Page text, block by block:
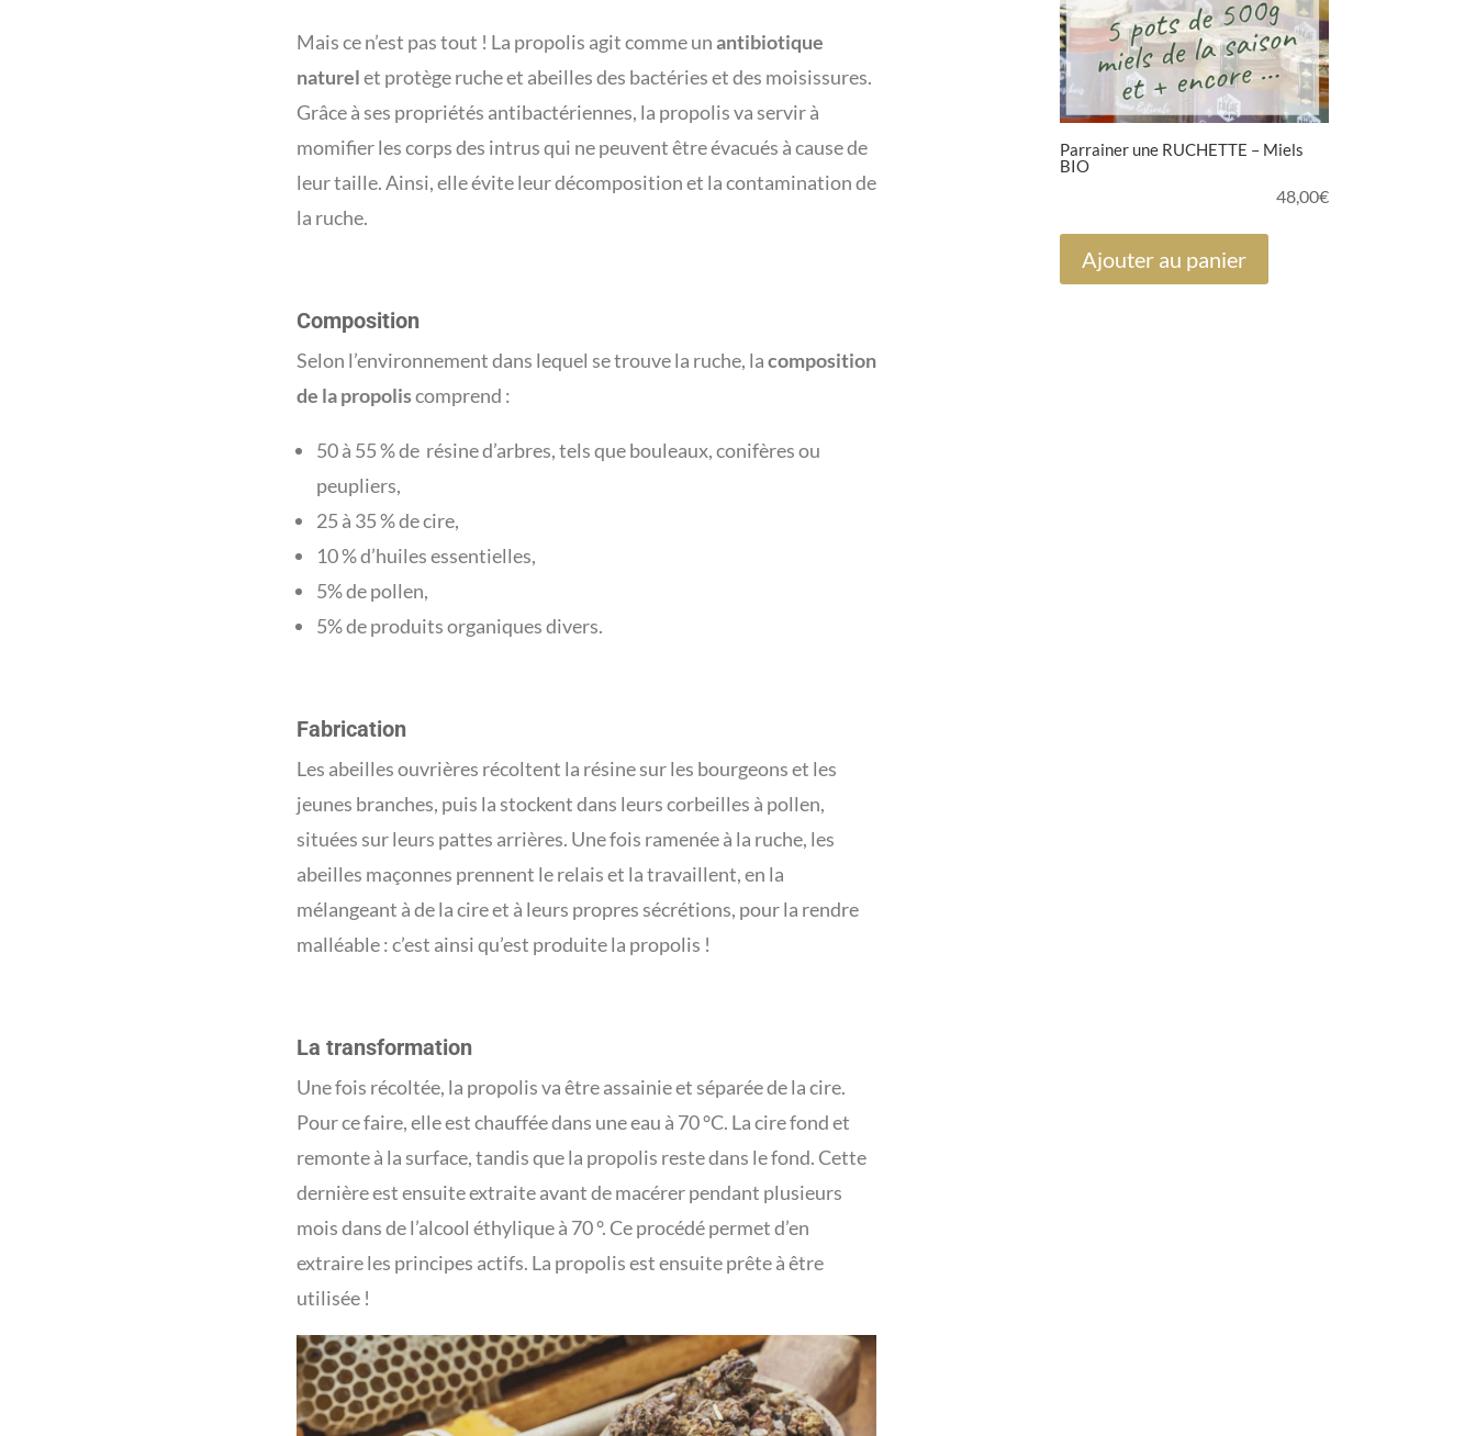
Mais ce n’est pas tout ! La propolis agit comme unantibiotique
naturelet protège ruche et abeilles des bactéries et des moisissures.
Grâce à ses propriétés antibactériennes, la propolis va servir à
momifier les corps des intrus qui ne peuvent être évacués à cause de
leur taille. Ainsi, elle évite leur décomposition et la contamination de
la ruche.
Composition
Selon l’environnement dans lequel se trouve la ruche, lacomposition
de la propoliscomprend :
50 à 55 % de résine d’arbres, tels que bouleaux, conifères ou
peupliers,
25 à 35 % de cire,
10 % d’huiles essentielles,
5% de pollen,
5% de produits organiques divers.
Fabrication
Les abeilles ouvrières récoltent la résine sur les bourgeons et les
jeunes branches, puis la stockent dans leurs corbeilles à pollen,
situées sur leurs pattes arrières. Une fois ramenée à la ruche, les
abeilles maçonnes prennent le relais et la travaillent, en la
mélangeant à de la cire et à leurs propres sécrétions, pour la rendre
malléable : c’est ainsi qu’est produite la propolis !
La transformation
Une fois récoltée, la propolis va être assainie et séparée de la cire.
Pour ce faire, elle est chauffée dans une eau à 70 °C. La cire fond et
remonte à la surface, tandis que la propolis reste dans le fond. Cette
dernière est ensuite extraite avant de macérer pendant plusieurs
mois dans de l’alcool éthylique à 70 °. Ce procédé permet d’en
extraire les principes actifs. La propolis est ensuite prête à être
utilisée !
Parrainer une RUCHETTE – Miels
BIO
48,00€
Ajouter au panier